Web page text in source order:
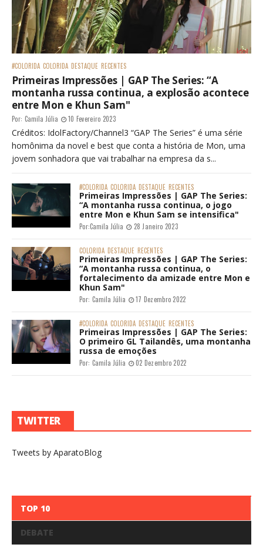
#COLORIDA COLORIDA DESTAQUE RECENTES
Primeiras Impressões | GAP The Series: “A
montanha russa continua, a explosão acontece
entre Mon e Khun Sam"
Por: Camila Júlia 10 Fevereiro 2023
Créditos: IdolFactory/Channel3 “GAP The Series” é uma série
homônima da novel e best que conta a história de Mon, uma
jovem sonhadora que vai trabalhar na empresa da s...
#COLORIDA COLORIDA DESTAQUE RECENTES
Primeiras Impressões | GAP The Series:
“A montanha russa continua, o jogo
entre Mon e Khun Sam se intensifica"
Por:Camila Júlia 28 Janeiro 2023
COLORIDA DESTAQUE RECENTES
Primeiras Impressões | GAP The Series:
“A montanha russa continua, o
fortalecimento da amizade entre Mon e
Khun Sam"
Por: Camila Júlia 17 Dezembro 2022
#COLORIDA COLORIDA DESTAQUE RECENTES
Primeiras Impressões | GAP The Series:
O primeiro GL Tailandês, uma montanha
russa de emoções
Por: Camila Júlia 02 Dezembro 2022
TWITTER
Tweets by AparatoBlog
TOP 10
DEBATE